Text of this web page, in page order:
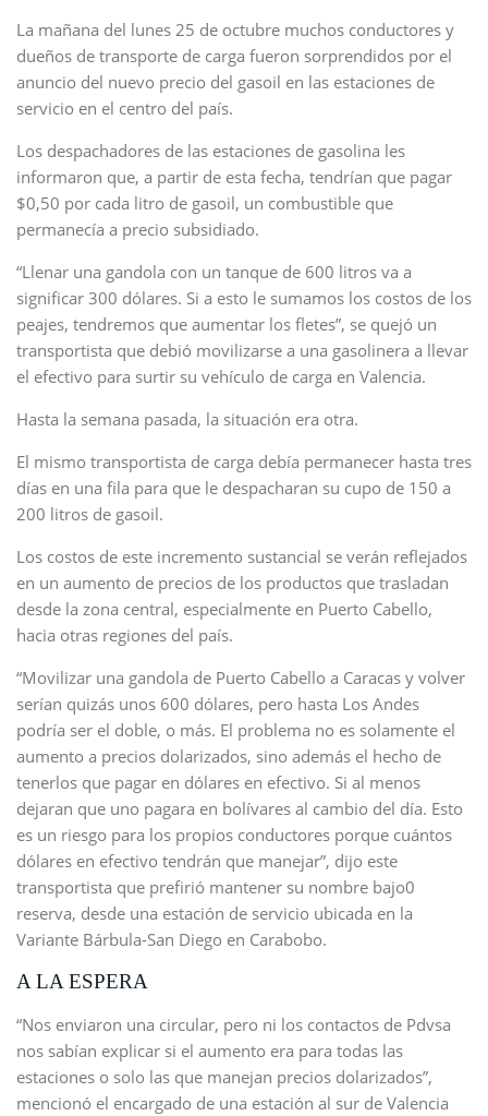
La mañana del lunes 25 de octubre muchos conductores y
dueños de transporte de carga fueron sorprendidos por el
anuncio del nuevo precio del gasoil en las estaciones de
servicio en el centro del país.
Los despachadores de las estaciones de gasolina les
informaron que, a partir de esta fecha, tendrían que pagar
$0,50 por cada litro de gasoil, un combustible que
permanecía a precio subsidiado.
“Llenar una gandola con un tanque de 600 litros va a
significar 300 dólares. Si a esto le sumamos los costos de los
peajes, tendremos que aumentar los fletes”, se quejó un
transportista que debió movilizarse a una gasolinera a llevar
el efectivo para surtir su vehículo de carga en Valencia.
Hasta la semana pasada, la situación era otra.
El mismo transportista de carga debía permanecer hasta tres
días en una fila para que le despacharan su cupo de 150 a
200 litros de gasoil.
Los costos de este incremento sustancial se verán reflejados
en un aumento de precios de los productos que trasladan
desde la zona central, especialmente en Puerto Cabello,
hacia otras regiones del país.
“Movilizar una gandola de Puerto Cabello a Caracas y volver
serían quizás unos 600 dólares, pero hasta Los Andes
podría ser el doble, o más. El problema no es solamente el
aumento a precios dolarizados, sino además el hecho de
tenerlos que pagar en dólares en efectivo. Si al menos
dejaran que uno pagara en bolívares al cambio del día. Esto
es un riesgo para los propios conductores porque cuántos
dólares en efectivo tendrán que manejar”, dijo este
transportista que prefirió mantener su nombre bajo0
reserva, desde una estación de servicio ubicada en la
Variante Bárbula-San Diego en Carabobo.
A LA ESPERA
“Nos enviaron una circular, pero ni los contactos de Pdvsa
nos sabían explicar si el aumento era para todas las
estaciones o solo las que manejan precios dolarizados”,
mencionó el encargado de una estación al sur de Valencia